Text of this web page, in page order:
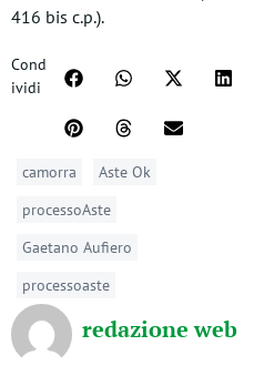
416 bis c.p.).
Cond
ividi
camorra
Aste Ok
processoAste
Gaetano Aufiero
processoaste
redazione web